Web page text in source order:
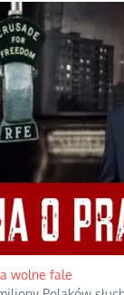
wolne fale